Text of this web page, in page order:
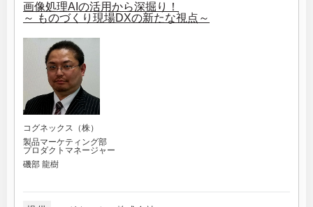
画像処理AIの活用から深掘り！
～ ものづくり現場DXの新たな視点～
コグネックス（株）
製品マーケティング部
プロダクトマネージャー
磯部 龍樹